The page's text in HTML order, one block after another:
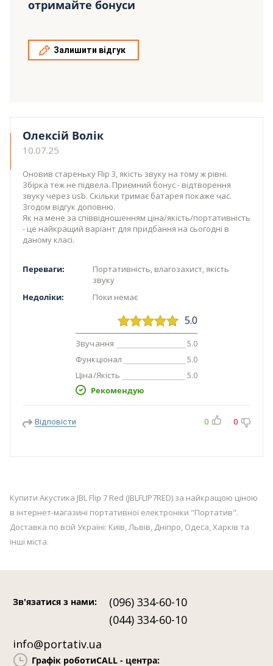
отримайте бонуси
Залишити відгук
Олексій Волік
10.07.25
Оновив стареньку Flip 3, якість звуку на тому ж рівні.
Збірка теж не підвела. Приємний бонус - відтворення
звуку через usb. Скільки тримає батарея покаже час.
Згодом відгук доповню.
Як на мене за співвідношенням ціна/якість/портативність
- це найкращий варіант для придбання на сьогодні в
даному класі.
Переваги:
Портативність, влагозахист, якість
звуку
Недоліки:
Поки немає
5.0
Звучання 5.0
Функціонал 5.0
Ціна/Якість 5.0
Рекомендую
Відповісти 0 0
Купити Акустика JBL Flip 7 Red (JBLFLIP7RED) за найкращою ціною
в інтернет-магазині портативної електроніки "Портатив".
Доставка по всій Україні: Київ, Львів, Дніпро, Одеса, Харків та
інші міста.
Зв'язатися з нами:
(096) 334-60-10
(044) 334-60-10
info@portativ.ua
Графік роботиCALL - центра: